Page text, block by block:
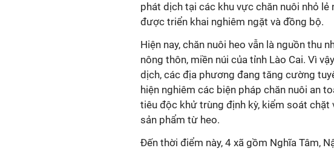
phát dịch tại các khu vực chăn nuôi nhỏ
được triển khai nghiêm ngặt và đồng bộ.
Hiện nay, chăn nuôi heo vẫn là nguồn thu
nông thôn, miền núi của tỉnh Lào Cai. Vì
dịch, các địa phương đang tăng cường
hiện nghiêm các biện pháp chăn nuôi an
tiêu độc khử trùng định kỳ, kiểm soát chặt
sản phẩm từ heo.
Đến thời điểm này, 4 xã gồm Nghĩa Tâm,